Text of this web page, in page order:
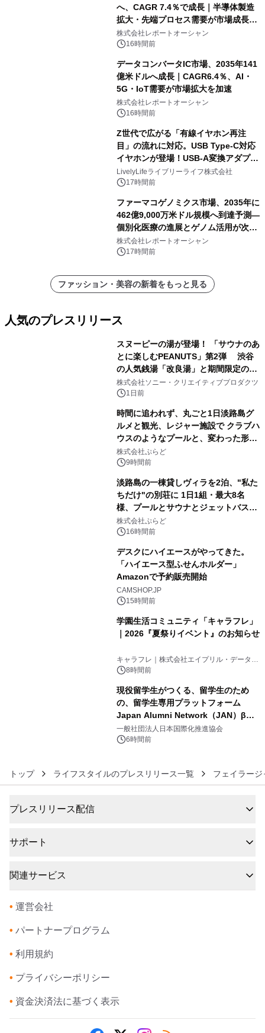
へ、CAGR 7.4％で成長｜半導体製造
拡大・先端プロセス需要が市場成長を
加速
株式会社レポートオーシャン
16時間前
データコンバータIC市場、2035年141
億米ドルへ成長｜CAGR6.4％、AI・
5G・IoT需要が市場拡大を加速
株式会社レポートオーシャン
16時間前
Z世代で広がる「有線イヤホン再注
目」の流れに対応。USB Type-C対応
イヤホンが登場！USB-A変換アダプタ
ー付きでスマホからパソコンまで幅広
く活用可能
LivelyLifeライブリーライフ株式会社
17時間前
ファーマコゲノミクス市場、2035年に
462億9,000万米ドル規模へ到達予測―
個別化医療の進展とゲノム活用が次世
代ヘルスケア投資を加速
株式会社レポートオーシャン
17時間前
ファッション・美容の新着をもっと見る
人気のプレスリリース
スヌーピーの湯が登場！ 「サウナのあ
とに楽しむPEANUTS」第2弾 渋谷
の人気銭湯「改良湯」と期間限定のコ
ラボレーション サウナイキタイコラ
ボグッズも発売決定！
株式会社ソニー・クリエイティブプロダクツ
1日前
時間に追われず、丸ごと1日淡路島グ
ルメと観光、レジャー施設で クラブハ
ウスのようなプールと、変わった形の
サウナも 「THE BOXY AWAJI」のお
得な素泊まり連泊プランで
株式会社ぷらど
9時間前
淡路島の一棟貸しヴィラを2泊、"私た
ちだけ"の別荘に 1日1組・最大8名
様、プールとサウナとジェットバス付
きで Villa Mon Temps AWAJIの連泊
素泊りプラン
株式会社ぷらど
16時間前
デスクにハイエースがやってきた。
「ハイエース型ふせんホルダー」
Amazonで予約販売開始
CAMSHOP.JP
15時間前
学園生活コミュニティ「キャラフレ」
｜2026『夏祭りイベント』のお知らせ
キャラフレ｜株式会社エイプリル・データ・
デザインズ
8時間前
現役留学生がつくる、留学生のため
の、留学生専用プラットフォーム
Japan Alumni Network（JAN）β版
をリリース
一般社団法人日本国際化推進協会
6時間前
トップ ライフスタイルのプレスリリース一覧 フェイラー
プレスリリース配信
サポート
関連サービス
• 運営会社
• パートナープログラム
• 利用規約
• プライバシーポリシー
• 資金決済法に基づく表示